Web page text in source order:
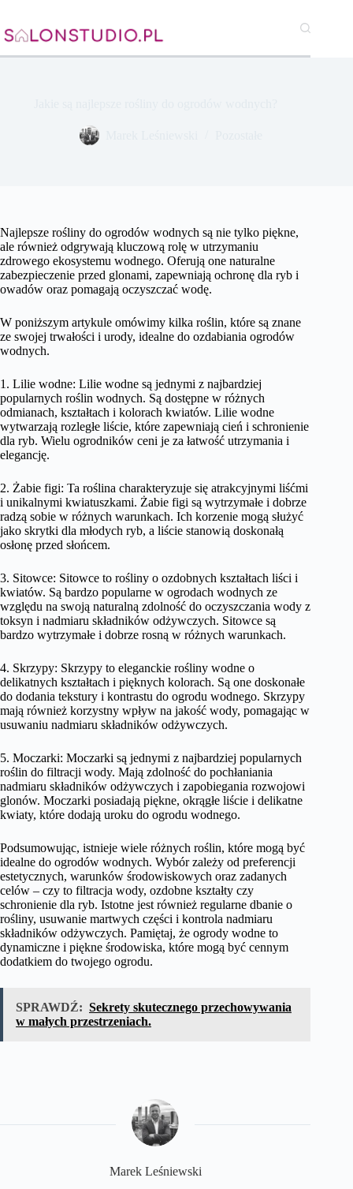
treści
Najlepsze rośliny do ogrodów wodnych są nie tylko piękne,
ale również odgrywają kluczową rolę w utrzymaniu
zdrowego ekosystemu wodnego. Oferują one naturalne
zabezpieczenie przed glonami, zapewniają ochronę dla ryb i
owadów oraz pomagają oczyszczać wodę.
W poniższym artykule omówimy kilka roślin, które są znane
ze swojej trwałości i urody, idealne do ozdabiania ogrodów
wodnych.
1. Lilie wodne: Lilie wodne są jednymi z najbardziej
popularnych roślin wodnych. Są dostępne w różnych
odmianach, kształtach i kolorach kwiatów. Lilie wodne
wytwarzają rozległe liście, które zapewniają cień i schronienie
dla ryb. Wielu ogrodników ceni je za łatwość utrzymania i
elegancję.
2. Żabie figi: Ta roślina charakteryzuje się atrakcyjnymi liśćmi
i unikalnymi kwiatuszkami. Żabie figi są wytrzymałe i dobrze
radzą sobie w różnych warunkach. Ich korzenie mogą służyć
jako skrytki dla młodych ryb, a liście stanowią doskonałą
osłonę przed słońcem.
3. Sitowce: Sitowce to rośliny o ozdobnych kształtach liści i
kwiatów. Są bardzo popularne w ogrodach wodnych ze
względu na swoją naturalną zdolność do oczyszczania wody z
toksyn i nadmiaru składników odżywczych. Sitowce są
bardzo wytrzymałe i dobrze rosną w różnych warunkach.
4. Skrzypy: Skrzypy to eleganckie rośliny wodne o
delikatnych kształtach i pięknych kolorach. Są one doskonałe
do dodania tekstury i kontrastu do ogrodu wodnego. Skrzypy
mają również korzystny wpływ na jakość wody, pomagając w
usuwaniu nadmiaru składników odżywczych.
5. Moczarki: Moczarki są jednymi z najbardziej popularnych
roślin do filtracji wody. Mają zdolność do pochłaniania
nadmiaru składników odżywczych i zapobiegania rozwojowi
glonów. Moczarki posiadają piękne, okrągłe liście i delikatne
kwiaty, które dodają uroku do ogrodu wodnego.
Podsumowując, istnieje wiele różnych roślin, które mogą być
idealne do ogrodów wodnych. Wybór zależy od preferencji
estetycznych, warunków środowiskowych oraz zadanych
celów – czy to filtracja wody, ozdobne kształty czy
schronienie dla ryb. Istotne jest również regularne dbanie o
rośliny, usuwanie martwych części i kontrola nadmiaru
składników odżywczych. Pamiętaj, że ogrody wodne to
dynamiczne i piękne środowiska, które mogą być cennym
dodatkiem do twojego ogrodu.
SPRAWDŹ: Sekrety skutecznego przechowywania
w małych przestrzeniach.
Marek Leśniewski